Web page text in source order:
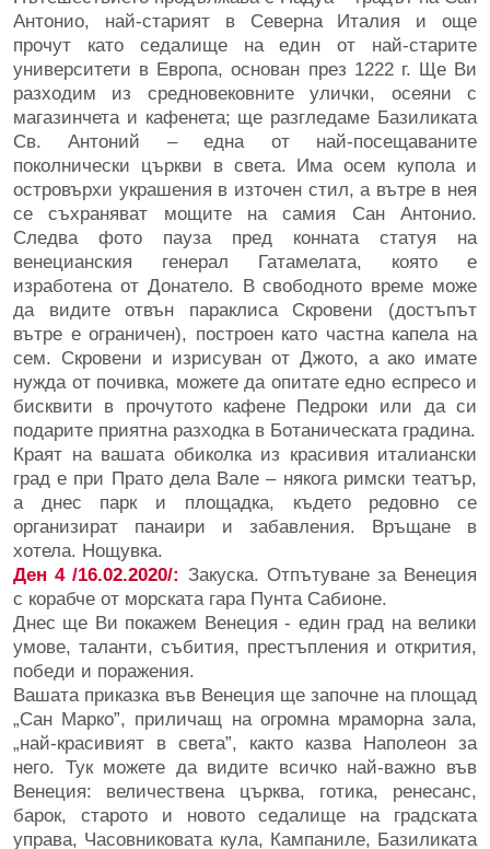
Антонио, най-старият в Северна Италия и още
прочут като седалище на един от най-старите
университети в Европа, основан през 1222 г. Ще Ви
разходим из средновековните улички, осеяни с
магазинчета и кафенета; ще разгледаме Базиликата
Св. Антоний – една от най-посещаваните
поколнически църкви в света. Има осем купола и
островърхи украшения в източен стил, а вътре в нея
се съхраняват мощите на самия Сан Антонио.
Следва фото пауза пред конната статуя на
венецианския генерал Гатамелата, която е
изработена от Донатело. В свободното време може
да видите отвън параклиса Скровени (достъпът
вътре е ограничен), построен като частна капела на
сем. Скровени и изрисуван от Джото, а ако имате
нужда от почивка, можете да опитате едно еспресо и
бисквити в прочутото кафене Педроки или да си
подарите приятна разходка в Ботаническата градина.
Краят на вашата обиколка из красивия италиански
град е при Прато дела Вале – някога римски театър,
а днес парк и площадка, където редовно се
организират панаири и забавления. Връщане в
хотела. Нощувка.
Ден 4 /16.02.2020/: Закуска. Отпътуване за Венеция
с корабче от морската гара Пунта Сабионе.
Днес ще Ви покажем Венеция - един град на велики
умове, таланти, събития, престъпления и открития,
победи и поражения.
Вашата приказка във Венеция ще започне на площад
„Сан Марко”, приличащ на огромна мраморна зала,
„най-красивият в света”, както казва Наполеон за
него. Тук можете да видите всичко най-важно във
Венеция: величествена църква, готика, ренесанс,
барок, старото и новото седалище на градската
управа, Часовниковата кула, Кампаниле, Базиликата